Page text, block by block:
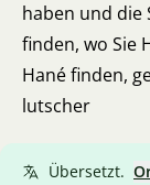
haben und die
finden, wo Sie
Hané finden,
lutscher
Übersetzt.